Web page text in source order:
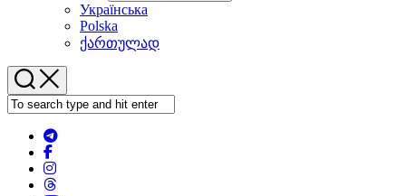
Українська
Polska
ქართულად